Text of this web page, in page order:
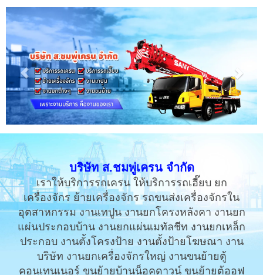
บริษัท ส.ชมพู่เครน จำกัด
เราให้บริการรถเครน ให้บริการรถเฮี๊ยบ ยก
เครื่องจักร ย้ายเครื่องจักร รถขนส่งเครื่องจักรใน
อุตสาหกรรม งานเทปูนงานยกโครงหลังคา งานยก
แผ่นประกอบบ้าน งานยกแผ่นเมทัลชีท งานยกเหล็ก
ประกอบ งานตั้งโครงป้าย งานตั้งป้ายโฆษณา งาน
บริษัท งานยกเครื่องจักรใหญ่ งานขนย้ายตู้
คอนเทนเนอร์ ขนย้ายบ้านน็อคดาวน์ ขนย้ายตู้ออฟ